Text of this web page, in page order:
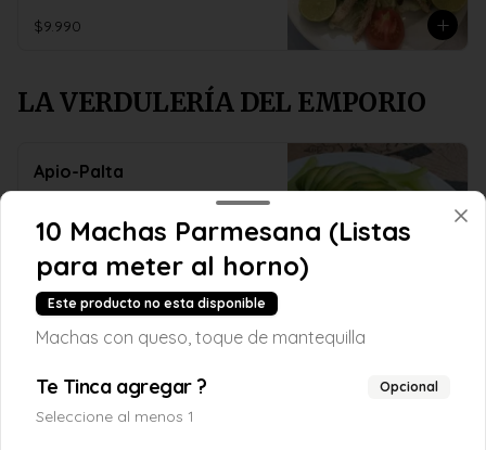
$9.990
LA VERDULERÍA DEL EMPORIO
Apio-Palta
Apio en juliana y palta
$4.890
En vinagre natural
10 Machas Parmesana (Listas
para meter al horno)
Este producto no esta disponible
Machas con queso, toque de mantequilla
Te Tinca agregar ? Opcional
Seleccione al menos 1